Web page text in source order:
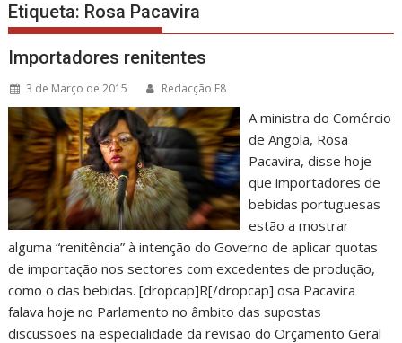
Etiqueta: Rosa Pacavira
Importadores renitentes
3 de Março de 2015 Redacção F8
A ministra do Comércio
de Angola, Rosa
Pacavira, disse hoje
que importadores de
bebidas portuguesas
estão a mostrar
alguma “renitência” à intenção do Governo de aplicar quotas
de importação nos sectores com excedentes de produção,
como o das bebidas. [dropcap]R[/dropcap] osa Pacavira
falava hoje no Parlamento no âmbito das supostas
discussões na especialidade da revisão do Orçamento Geral